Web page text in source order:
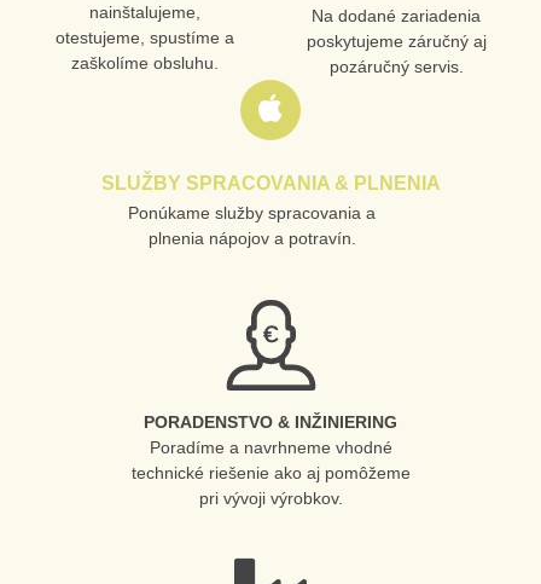
nainštalujeme,
otestujeme, spustíme a
zaškolíme obsluhu.
Na dodané zariadenia
poskytujeme záručný aj
pozáručný servis.
SLUŽBY SPRACOVANIA & PLNENIA
Ponúkame služby spracovania a
plnenia nápojov a potravín.
PORADENSTVO & INŽINIERING
Poradíme a navrhneme vhodné
technické riešenie ako aj pomôžeme
pri vývoji výrobkov.